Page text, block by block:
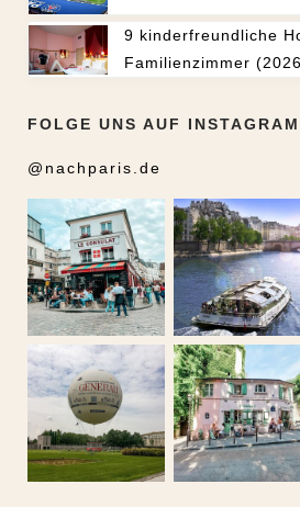
9 kinderfreundliche
Familienzimmer
FOLGE UNS AUF INSTAGRAM
@nachparis.de